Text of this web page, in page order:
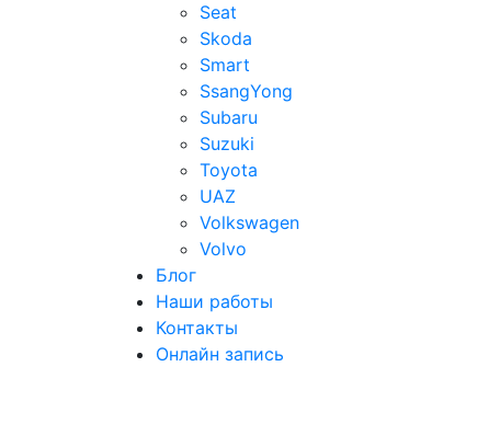
Seat
Skoda
Smart
SsangYong
Subaru
Suzuki
Toyota
UAZ
Volkswagen
Volvo
Блог
Наши работы
Контакты
Онлайн запись